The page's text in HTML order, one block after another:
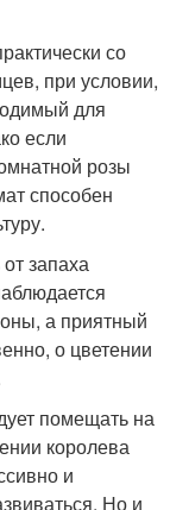
со
при условии,
для
если
розы
способен
запаха
а приятный
о цветении
помещать на
королева
и
Но и